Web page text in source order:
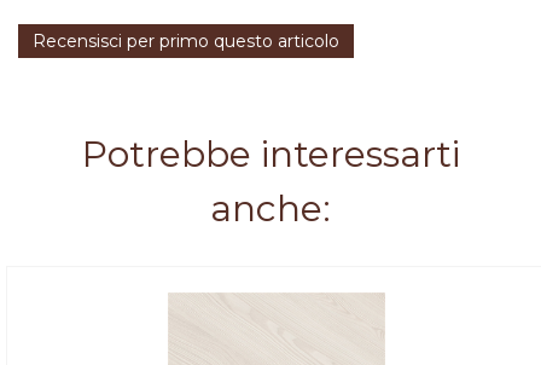
Recensisci per primo questo articolo
Potrebbe interessarti
anche: